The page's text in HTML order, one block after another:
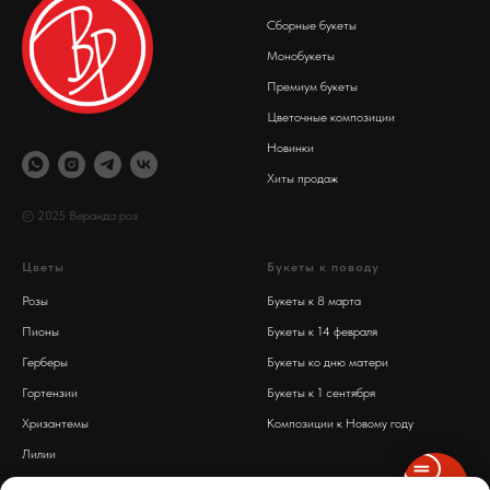
© 2025 Веранда роз
Сборные букеты
Монобукеты
Премиум букеты
Цветочные композиции
Новинки
Хиты продаж
Цветы
Розы
Пионы
Герберы
Гортензии
Хризантемы
Лилии
Букеты к поводу
Букеты к 8 марта
Букеты к 14 февраля
Букеты ко дню матери
Букеты к 1 сентября
Композиции к Новому году
Обработка персональных данных